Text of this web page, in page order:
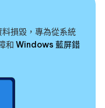
損毀，專為從系統
和 Windows 藍屏錯